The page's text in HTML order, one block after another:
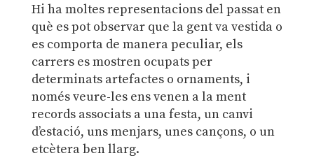
Hi ha moltes representacions del passat en
què es pot observar que la gent va vestida o
es comporta de manera peculiar, els
carrers es mostren ocupats per
determinats artefactes o ornaments, i
només veure-les ens venen a la ment
records associats a una festa, un canvi
d’estació, uns menjars, unes cançons, o un
etcètera ben llarg.